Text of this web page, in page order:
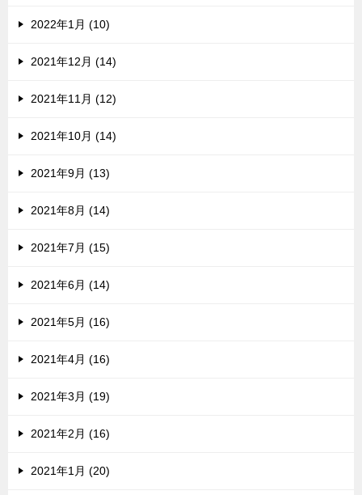
2022年1月 (10)
2021年12月 (14)
2021年11月 (12)
2021年10月 (14)
2021年9月 (13)
2021年8月 (14)
2021年7月 (15)
2021年6月 (14)
2021年5月 (16)
2021年4月 (16)
2021年3月 (19)
2021年2月 (16)
2021年1月 (20)